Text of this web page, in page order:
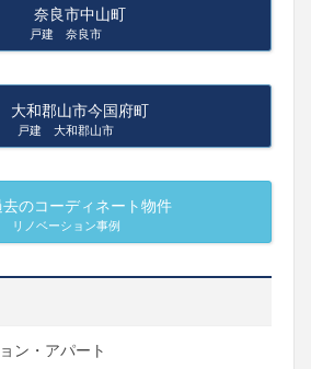
奈良市中山町
戸建 奈良市
大和郡山市今国府町
戸建 大和郡山市
のコーディネート物件
リノベーション事例
ン・アパート